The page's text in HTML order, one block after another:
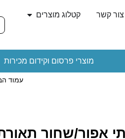
צור קשר קטלוג מוצרים
מוצרי פרסום וקידום מכירות
עמוד